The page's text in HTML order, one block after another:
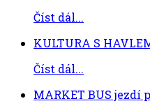
Číst dál...
KULTURA S
Číst dál...
MARKET BUS jezdí